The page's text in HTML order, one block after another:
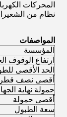
المحركات
نظام من
المواصفات
المؤسسة
ارتفاع الوقوف
الحد الأقصى
أقصى نصف قطر
حمولة نهاية
أقصى حمولة
سعة الطبول